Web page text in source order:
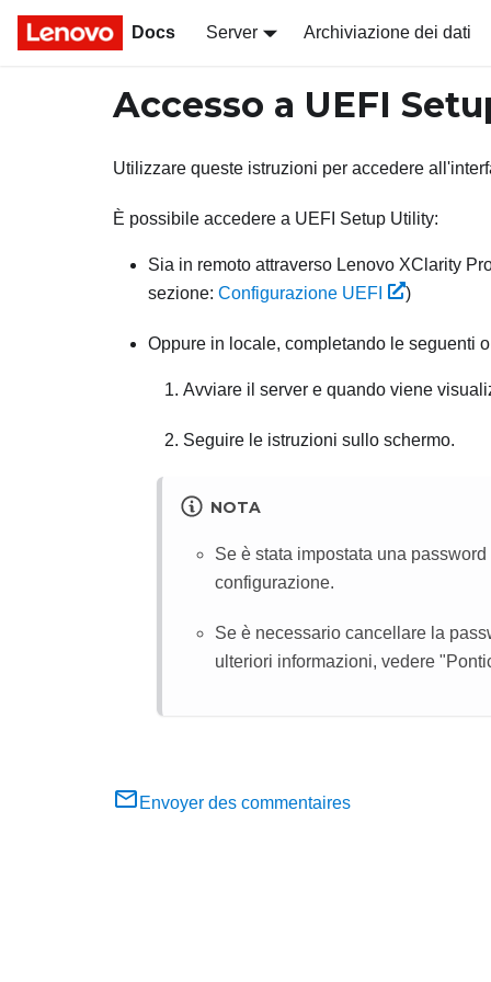
Docs Server Archiviazione dei dati
Accesso a UEFI
Utilizzare queste istruzioni per accedere
È possibile accedere a UEFI Setup Utility:
Sia in remoto attraverso Lenovo XClarity
sezione: Configurazione UEFI )
Oppure in locale, completando le seguenti
Avviare il server e quando viene
Seguire le istruzioni sullo schermo.
NOTA
Se è stata impostata una
configurazione.
Se è necessario cancellare la
ulteriori informazioni, vedere
Envoyer des commentaires